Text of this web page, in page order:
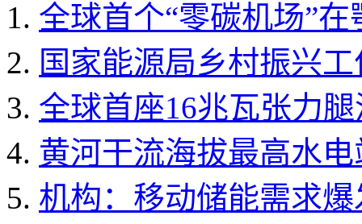
全球首个“零碳机场”
国家能源局乡村振兴
全球首座16兆瓦张力
黄河干流海拔最高水
机构：移动储能需求